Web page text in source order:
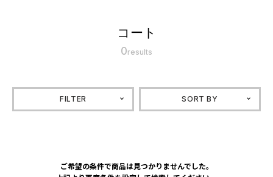
コート
0results
FILTER SORT BY
ご希望の条件で商品は見つかりませんでした。